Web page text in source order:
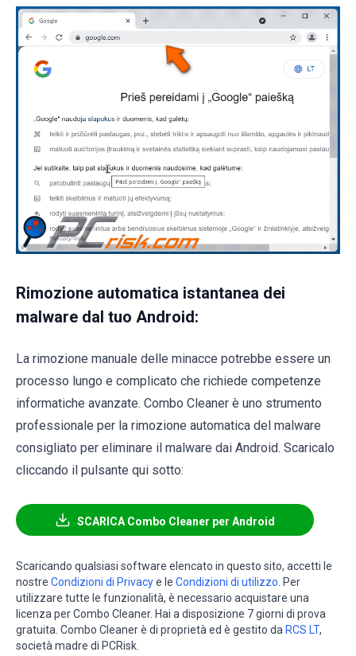
Rimozione automatica istantanea dei
malware dal tuo Android:
La rimozione manuale delle minacce potrebbe essere un
processo lungo e complicato che richiede competenze
informatiche avanzate. Combo Cleaner è uno strumento
professionale per la rimozione automatica del malware
consigliato per eliminare il malware dai Android. Scaricalo
cliccando il pulsante qui sotto:
SCARICA Combo Cleaner per Android
Scaricando qualsiasi software elencato in questo sito, accetti le
nostre Condizioni di Privacye le Condizioni di utilizzo. Per
utilizzare tutte le funzionalità, è necessario acquistare una
licenza per Combo Cleaner. Hai a disposizione 7 giorni di prova
gratuita. Combo Cleaner è di proprietà ed è gestito da RCS LT,
società madre di PCRisk.